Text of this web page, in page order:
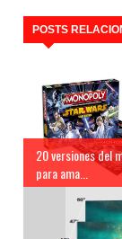
POSTS
20 versiones del
para ama...